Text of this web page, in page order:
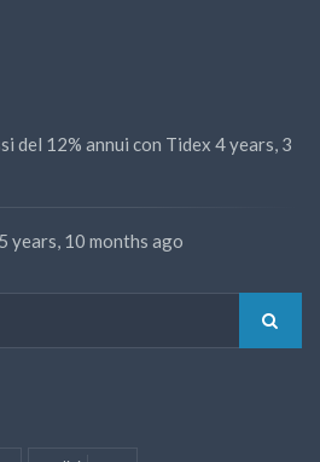
del 12% annui con Tidex 4 years, 3
5 years, 10 months ago